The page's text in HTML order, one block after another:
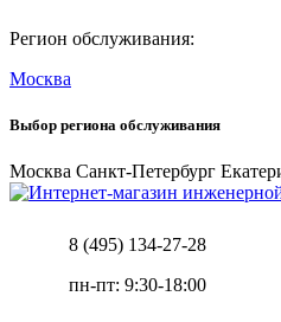
Регион обслуживания:
Москва
Выбор региона обслуживания
Москва Санкт-Петербург
8 (495) 134-27-28
пн-пт: 9:30-18:00